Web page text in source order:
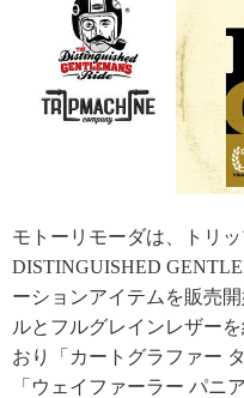
モトーリモーダは、トリ
DISTINGUISHED
ーションアイテムを販売
ルとフルグレインレザー
おり「カートグラファー
「ウェイファーラー パニ